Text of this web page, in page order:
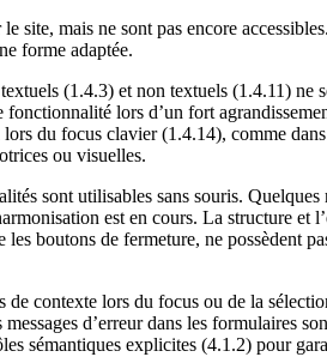
site, mais ne sont pas encore
forme adaptée.
(1.4.3) et non textuels (1.4.11)
lors d’un fort
du focus clavier (1.4.14), comme
ou visuelles.
sont utilisables sans souris.
est en cours. La structure
boutons de fermeture, ne possèdent
de contexte lors du focus ou de la
d’erreur dans les formulaires
sémantiques explicites (4.1.2) pour